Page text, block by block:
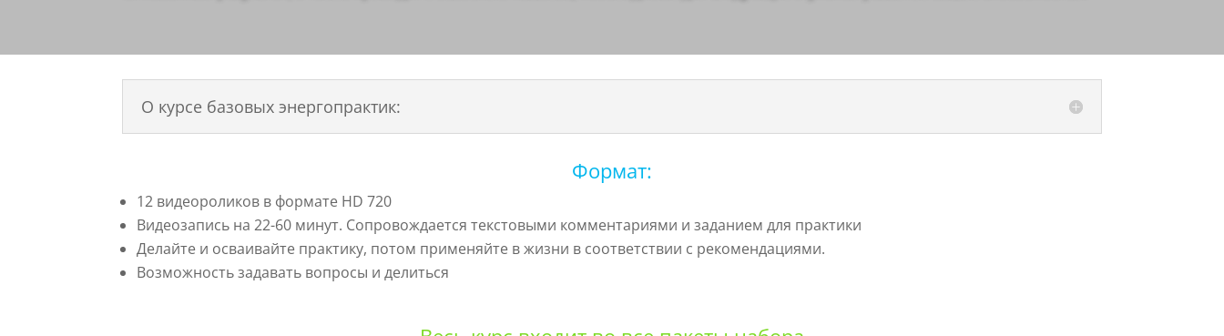
О курсе базовых энергопрактик:
Формат:
12 видеороликов в формате HD 720
Видеозапись на 22-60 минут. Сопровождается текстовыми комментариями и заданием для практики
Делайте и осваивайте практику, потом применяйте в жизни в соответствии с рекомендациями.
Возможность задавать вопросы и делиться